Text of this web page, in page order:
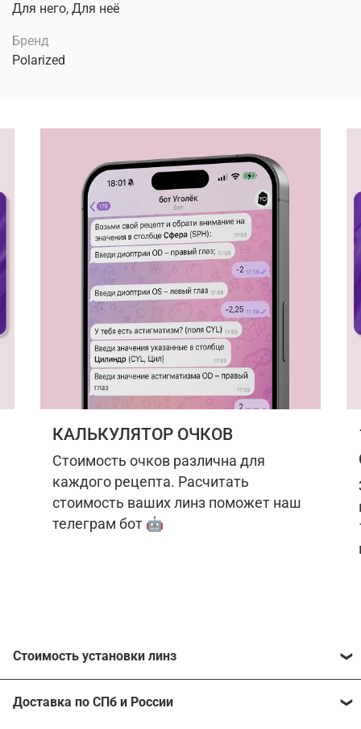
Для него, Для неё
Бренд
Polarized
КАЛЬКУЛЯТОР ОЧКОВ
Стоимость очков различна для
каждого рецепта. Расчитать
стоимость ваших линз поможет наш
телеграм бот 🤖
Стоимость установки линз
Расчитать стоимость ваших линз поможет
Доставка по СПб и России